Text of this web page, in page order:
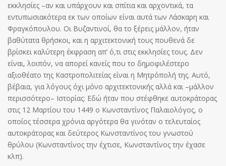
εκκλησίες –αν και υπάρχουν και σπίτια και αρχοντικά, τα
εντυπωσιακότερα εκ των οποίων είναι αυτά των Λάσκαρη και
Φραγκόπουλου. Οι Βυζαντινοί, θα το ξέρεις μάλλον, ήταν
βαθύτατα θρήσκοι, και η αρχιτεκτονική τους πουθενά δε
βρίσκει καλύτερη έκφραση απ’ ό,τι στις εκκλησίες τους. Δεν
είναι, λοιπόν, να απορεί κανείς που το δημοφιλέστερο
αξιοθέατο της Καστροπολιτείας είναι η Μητρόπολή της. Αυτό,
βέβαια, για λόγους όχι μόνο αρχιτεκτονικής αλλά και –μάλλον
περισσότερο– Ιστορίας: Εδώ ήταν που στέφθηκε αυτοκράτορας
στις 12 Μαρτίου του 1449 ο Κωνσταντίνος Παλαιολόγος, ο
οποίος τέσσερα χρόνια αργότερα θα γινόταν ο τελευταίος
αυτοκράτορας και δεύτερος Κωνσταντίνος του γνωστού
θρύλου (Κωνσταντίνος την έχτισε, Κωνσταντίνος την έχασε
κλπ).